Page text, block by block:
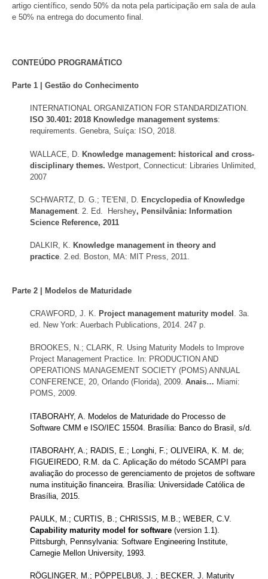
artigo científico, sendo 50% da nota pela participação em sala de aula
e 50% na entrega do documento final.
CONTEÚDO PROGRAMÁTICO
Parte 1 | Gestão do Conhecimento
INTERNATIONAL ORGANIZATION FOR STANDARDIZATION.
ISO 30.401: 2018 Knowledge management systems:
requirements. Genebra, Suíça: ISO, 2018.
WALLACE, D. Knowledge management: historical and cross-
disciplinary themes. Westport, Connecticut: Libraries Unlimited,
2007
SCHWARTZ, D. G.; TE'ENI, D. Encyclopedia of Knowledge
Management . 2. Ed. Hershey, Pensilvânia: Information
Science Reference, 2011
DALKIR, K.
Knowledge management in theory and
practice . 2.ed. Boston, MA: MIT Press, 2011.
Parte 2 | Modelos de Maturidade
CRAWFORD, J. K. Project management maturity model . 3a.
ed. New York: Auerbach Publications, 2014. 247 p.
BROOKES, N.; CLARK, R. Using Maturity Models to Improve
Project Management Practice. In: PRODUCTION AND
OPERATIONS MANAGEMENT SOCIETY (POMS) ANNUAL
CONFERENCE, 20, Orlando (Florida), 2009. Anais… Miami:
POMS, 2009.
ITABORAHY, A. Modelos de Maturidade do Processo de
Software CMM e ISO/IEC 15504. Brasília: Banco do Brasil, s/d.
ITABORAHY, A.; RADIS, E.; Longhi, F.; OLIVEIRA, K. M. de;
FIGUEIREDO, R.M. da C. Aplicação do método SCAMPI para
avaliação do processo de gerenciamento de projetos de software
numa instituição financeira. Brasília: Universidade Católica de
Brasília, 2015.
PAULK, M.; CURTIS, B.; CHRISSIS, M.B.; WEBER, C.V.
Capability maturity model for software (version 1.1).
Pittsburgh, Pennsylvania: Software Engineering Institute,
Carnegie Mellon University, 1993.
RÖGLINGER, M.; PÖPPELBUß, J. ; BECKER, J. Maturity